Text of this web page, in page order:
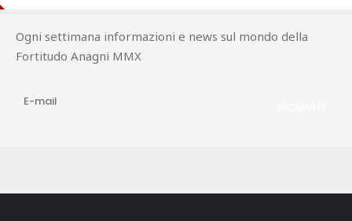
Ogni settimana informazioni e news sul mondo della
Fortitudo Anagni MMX